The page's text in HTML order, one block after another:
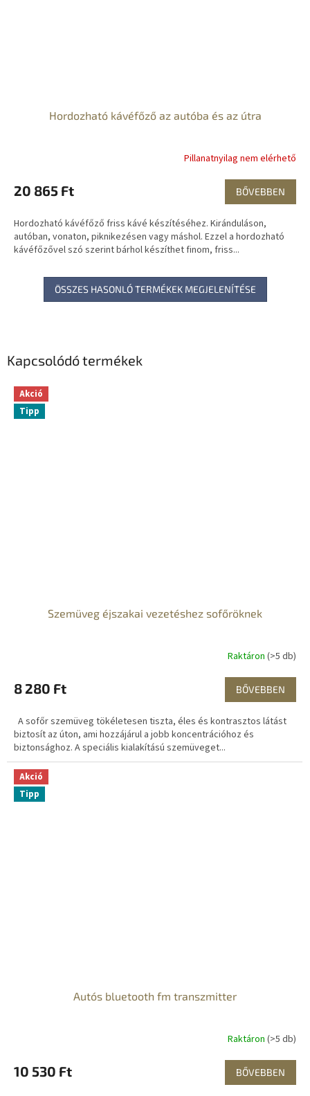
Kapcsolódó termékek
Akció
Tipp
Szemüveg éjszakai vezetéshez sofőröknek
Raktáron (>5 db)
8 280 Ft BŐVEBBEN
A sofőr szemüveg tökéletesen tiszta, éles és kontrasztos látást
biztosít az úton, ami hozzájárul a jobb koncentrációhoz és
biztonsághoz. A speciális kialakítású szemüveget...
Akció
Tipp
Autós bluetooth fm transzmitter
Raktáron (>5 db)
10 530 Ft BŐVEBBEN
Hordozható kávéfőző az autóba és az útra
Pillanatnyilag nem elérhető
20 865 Ft BŐVEBBEN
Hordozható kávéfőző friss kávé készítéséhez. Kiránduláson,
autóban, vonaton, piknikezésen vagy máshol. Ezzel a hordozható
kávéfőzővel szó szerint bárhol készíthet finom, friss...
ÖSSZES HASONLÓ TERMÉKEK MEGJELENÍTÉSE